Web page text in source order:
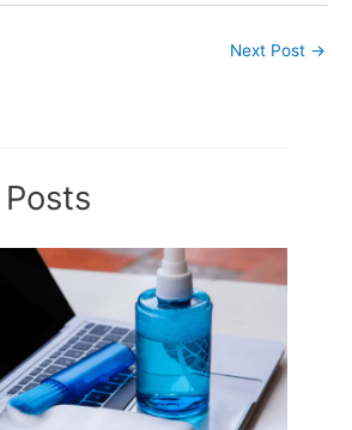
Next Post →